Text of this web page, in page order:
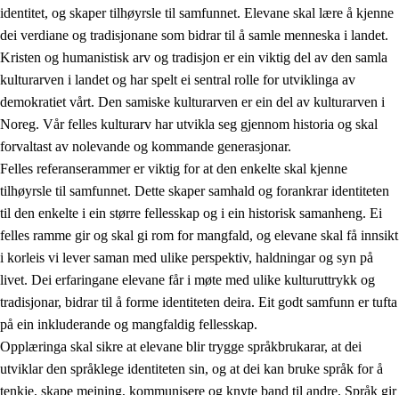
1. Verdigrunnlaget i opplæringa
1.1 Menneskeverdet
1.2 Identitet og kulturelt mangfald
1.3 Kritisk tenking og etisk bevisstheit
1.4 Skaparglede, engasjement og utforskartrong
1.5 Respekt for naturen og miljøbevisstheit
1.6 Demokrati og medverknad
identitet, og skaper tilhøyrsle til samfunnet. Elevane skal lære å kjenne
dei verdiane og tradisjonane som bidrar til å samle menneska i landet.
Kristen og humanistisk arv og tradisjon er ein viktig del av den samla
kulturarven i landet og har spelt ei sentral rolle for utviklinga av
demokratiet vårt. Den samiske kulturarven er ein del av kulturarven i
Noreg. Vår felles kulturarv har utvikla seg gjennom historia og skal
forvaltast av nolevande og kommande generasjonar.
Felles referanserammer er viktig for at den enkelte skal kjenne
tilhøyrsle til samfunnet. Dette skaper samhald og forankrar identiteten
til den enkelte i ein større fellesskap og i ein historisk samanheng. Ei
felles ramme gir og skal gi rom for mangfald, og elevane skal få innsikt
i korleis vi lever saman med ulike perspektiv, haldningar og syn på
livet. Dei erfaringane elevane får i møte med ulike kulturuttrykk og
tradisjonar, bidrar til å forme identiteten deira. Eit godt samfunn er tufta
på ein inkluderande og mangfaldig fellesskap.
Opplæringa skal sikre at elevane blir trygge språkbrukarar, at dei
utviklar den språklege identiteten sin, og at dei kan bruke språk for å
tenkje, skape meining, kommunisere og knyte band til andre. Språk gir